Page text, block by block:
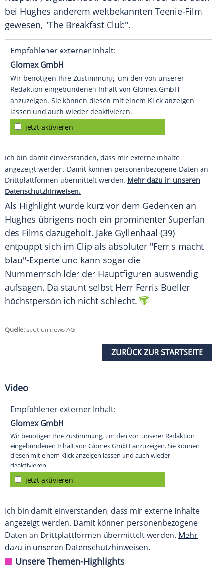
bei Hughes anderem weltbekannten Teenie-Film
gewesen, "The Breakfast Club".
Empfohlener externer Inhalt:
Glomex GmbH
Wir benötigen Ihre Zustimmung, um den von unserer
Redaktion eingebundenen Inhalt von Glomex GmbH
anzuzeigen. Sie können diesen mit einem Klick anzeigen
lassen und auch wieder deaktivieren.
jetzt aktivieren
Ich bin damit einverstanden, dass mir externe Inhalte
angezeigt werden. Damit können personenbezogene Daten an
Drittplattformen übermittelt werden. Mehr dazu in unseren
Datenschutzhinweisen.
Als Highlight wurde kurz vor dem Gedenken an
Hughes übrigens noch ein prominenter Superfan
des Films dazugeholt. Jake Gyllenhaal (39)
entpuppt sich im Clip als absoluter "Ferris macht
blau"-Experte und kann sogar die
Nummernschilder der Hauptfiguren auswendig
aufsagen. Da staunt selbst Herr Ferris Bueller
höchstpersönlich nicht schlecht.
Quelle:spot on news AG
ZURÜCK ZUR STARTSEITE
Video
Empfohlener externer Inhalt:
Glomex GmbH
Wir benötigen Ihre Zustimmung, um den von unserer Redaktion
eingebundenen Inhalt von Glomex GmbH anzuzeigen. Sie können
diesen mit einem Klick anzeigen lassen und auch wieder
deaktivieren.
jetzt aktivieren
Ich bin damit einverstanden, dass mir externe Inhalte
angezeigt werden. Damit können personenbezogene
Daten an Drittplattformen übermittelt werden. Mehr
dazu in unseren Datenschutzhinweisen.
Unsere Themen-Highlights